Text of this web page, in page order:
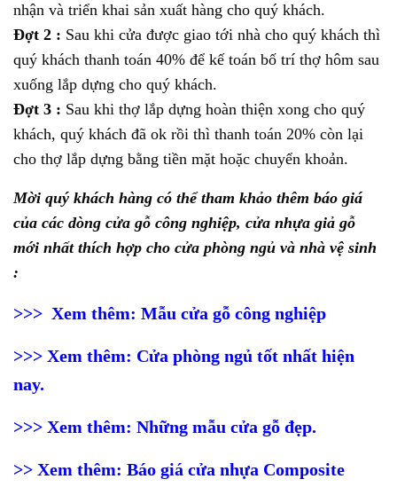
nhận và triển khai sản xuất hàng cho quý khách.
Đợt 2 : Sau khi cửa được giao tới nhà cho quý khách thì
quý khách thanh toán 40% để kế toán bố trí thợ hôm sau
xuống lắp dựng cho quý khách.
Đợt 3 : Sau khi thợ lắp dựng hoàn thiện xong cho quý
khách, quý khách đã ok rồi thì thanh toán 20% còn lại
cho thợ lắp dựng bằng tiền mặt hoặc chuyển khoản.
Mời quý khách hàng có thể tham khảo thêm báo giá
của các dòng cửa gỗ công nghiệp, cửa nhựa giả gỗ
mới nhất thích hợp cho cửa phòng ngủ và nhà vệ sinh
:
>>> Xem thêm: Mẫu cửa gỗ công nghiệp
>>> Xem thêm: Cửa phòng ngủ tốt nhất hiện
nay.
>>> Xem thêm: Những mẫu cửa gỗ đẹp.
>> Xem thêm: Báo giá cửa nhựa Composite